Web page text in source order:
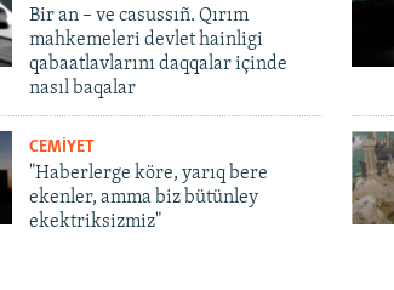
Bir an – ve casussıñ. Qırım
mahkemeleri devlet hainligi
qabaatlavlarını daqqalar içinde
nasıl baqalar
CEMİYET
"Haberlerge köre, yarıq bere
ekenler, amma biz bütünley
ekektriksizmiz"